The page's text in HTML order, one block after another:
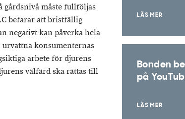
gårdsnivå måste fullföljas
befarar att bristfällig
negativt kan påverka hela
konsumenternas
arbete för djurens
välfärd ska rättas till
LÄS MER
Bonden
på
LÄS MER